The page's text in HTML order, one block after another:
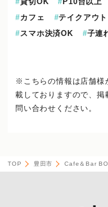
カフェ
テイクアウト
スマホ決済OK
子連
※こちらの情報は店舗様
載しておりますので、掲
問い合わせください。
TOP 豊田市 Cafe＆Bar